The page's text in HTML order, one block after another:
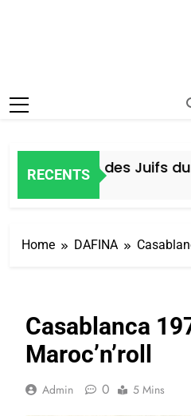
RECENTS
Histoire des Juifs du
Home DAFINA
Casablanca
Maroc’n’roll
Admin 0 5 Mins